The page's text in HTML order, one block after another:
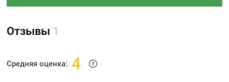
Отзывы 1
Средняя оценка: 4